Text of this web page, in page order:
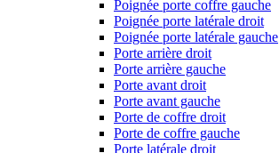
Poignée porte coffre gauche
Poignée porte latérale droit
Poignée porte latérale gauche
Porte arrière droit
Porte arrière gauche
Porte avant droit
Porte avant gauche
Porte de coffre droit
Porte de coffre gauche
Porte latérale droit